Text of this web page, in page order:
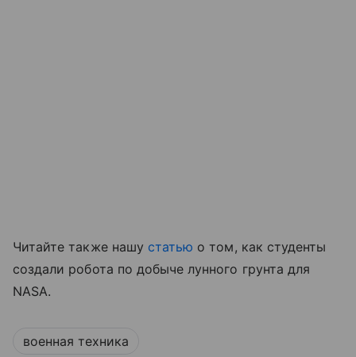
Читайте также нашу статью о том, как студенты
создали робота по добыче лунного грунта для
NASA.
военная техника